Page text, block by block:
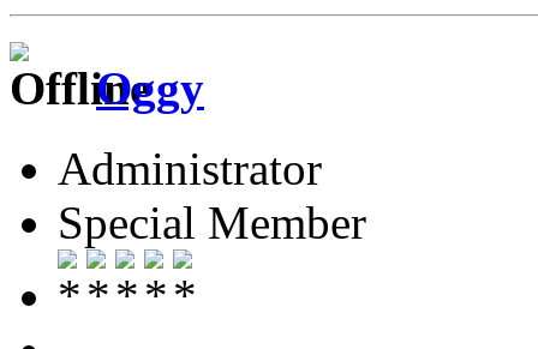
Oggy
Administrator
Special Member